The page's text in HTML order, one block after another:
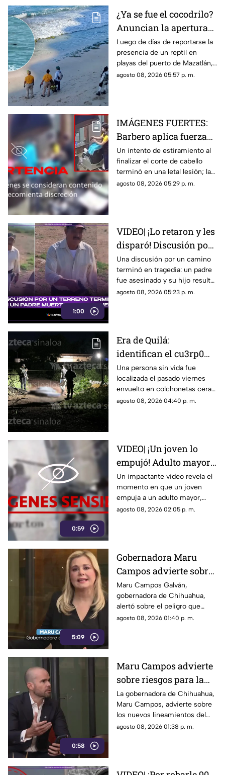
¿Ya se fue el cocodrilo?
Anuncian la apertura
de playas en Mazatlán
tras cuatro días
cerradas
Luego de días de reportarse la
presencia de un reptil en
playas del puerto de Mazatlán,
autoridades confirmaron la
agosto 08, 2026 05:57 p. m.
IMÁGENES FUERTES:
Barbero aplica fuerza
de más y le rompe el
cuello a un cliente en
pleno corte
Un intento de estiramiento al
finalizar el corte de cabello
terminó en una letal lesión; las
estremecedoras imágenes
agosto 08, 2026 05:29 p. m.
1:00
VIDEO| ¡Lo retaron y les
disparó! Discusión por
un terreno termina con
un padre muerto y su
hijo herido
Una discusión por un camino
terminó en tragedia: un padre
fue asesinado y su hijo resultó
herido.
agosto 08, 2026 05:23 p. m.
Era de Quilá:
identifican el cu3rp0
envuelto en
colchonetas hallado en
Los Cerritos, Culiacán
Una persona sin vida fue
localizada el pasado viernes
envuelto en colchonetas cera
del sector de Los Cerritos, en
agosto 08, 2026 04:40 p. m.
0:59
VIDEO| ¡Un joven lo
empujó! Adulto mayor
muere atropellado por
un tráiler
Un impactante video revela el
momento en que un joven
empuja a un adulto mayor,
provocando su muerte al ser
agosto 08, 2026 02:05 p. m.
5:09
Gobernadora Maru
Campos advierte sobre
el uso de lineamientos
para sancionar a
medios y periodistas
Maru Campos Galván,
gobernadora de Chihuahua,
alertó sobre el peligro que
implican los nuevos
agosto 08, 2026 01:40 p. m.
0:58
Maru Campos advierte
sobre riesgos para la
libertad de expresión
La gobernadora de Chihuahua,
Maru Campos, advierte sobre
los nuevos lineamientos del
Gobierno Federal que
agosto 08, 2026 01:38 p. m.